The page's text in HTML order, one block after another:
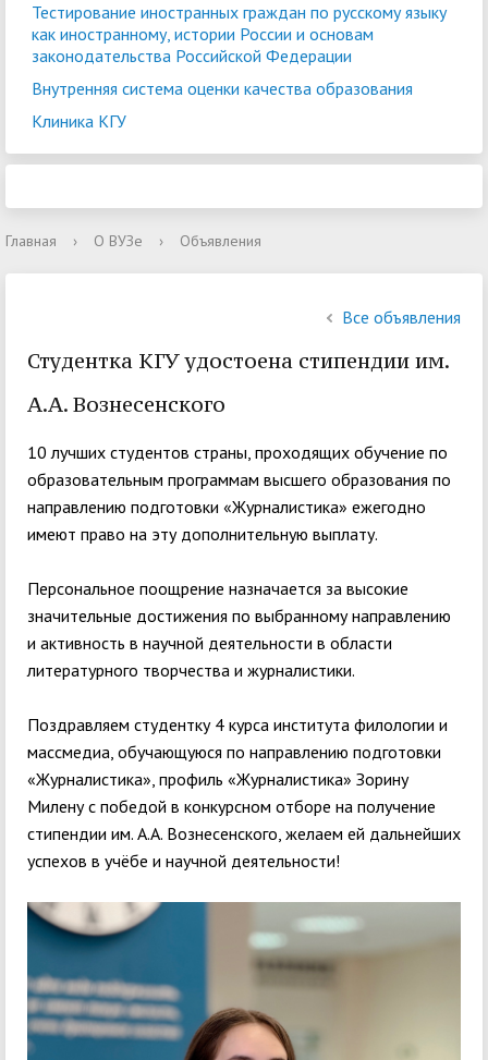
Тестирование иностранных граждан по русскому языку
как иностранному, истории России и основам
законодательства Российской Федерации
Внутренняя система оценки качества образования
Клиника КГУ
Главная › О ВУЗе › Объявления
Все объявления
Студентка КГУ удостоена стипендии им.
А.А. Вознесенского
10 лучших студентов страны, проходящих обучение по
образовательным программам высшего образования по
направлению подготовки «Журналистика» ежегодно
имеют право на эту дополнительную выплату.
Персональное поощрение назначается за высокие
значительные достижения по выбранному направлению
и активность в научной деятельности в области
литературного творчества и журналистики.
Поздравляем студентку 4 курса института филологии и
массмедиа, обучающуюся по направлению подготовки
«Журналистика», профиль «Журналистика» Зорину
Милену с победой в конкурсном отборе на получение
стипендии им. А.А. Вознесенского, желаем ей дальнейших
успехов в учёбе и научной деятельности!